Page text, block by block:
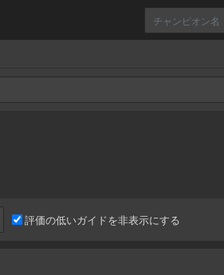
評価の低いガイドを非表示にする